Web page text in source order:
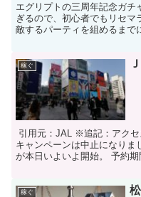
エグリプトの三周年記念ガチ
ぎるので、初心者でもリセ
敵するパーティを組めるまで
稼ぐ
引用元：JAL ※追記：アク
キャンペーンは中止になり
が本日いよいよ開始。 予約期
稼ぐ